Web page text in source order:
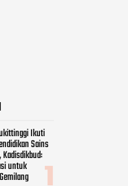
Ikuti
Sains
untuk